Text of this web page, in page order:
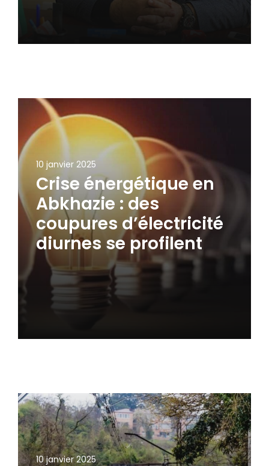
10 janvier 2025
Crise énergétique en
Abkhazie : des
coupures d’électricité
diurnes se profilent
10 janvier 2025